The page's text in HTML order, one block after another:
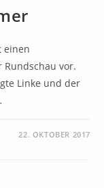
einen
vor.
Linke und der
22. OKTOBER 2017